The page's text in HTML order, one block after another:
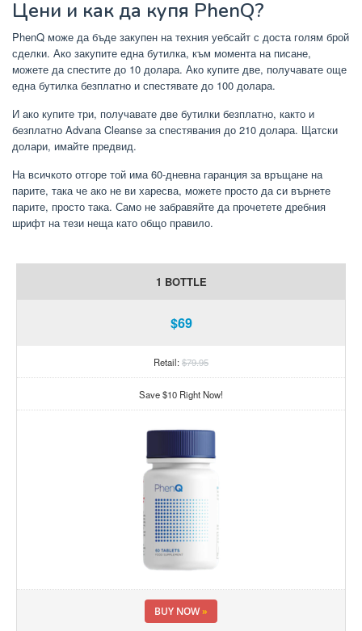
Цени и как да купя PhenQ?
PhenQ може да бъде закупен на техния уебсайт с доста голям брой
сделки. Ако закупите една бутилка, към момента на писане,
можете да спестите до 10 долара. Ако купите две, получавате още
една бутилка безплатно и спестявате до 100 долара.
И ако купите три, получавате две бутилки безплатно, както и
безплатно Advana Cleanse за спестявания до 210 долара. Щатски
долари, имайте предвид.
На всичкото отгоре той има 60-дневна гаранция за връщане на
парите, така че ако не ви харесва, можете просто да си върнете
парите, просто така. Само не забравяйте да прочетете дребния
шрифт на тези неща като общо правило.
1 BOTTLE
$69
Retail:$79.95
Save $10 Right Now!
BUY NOW»